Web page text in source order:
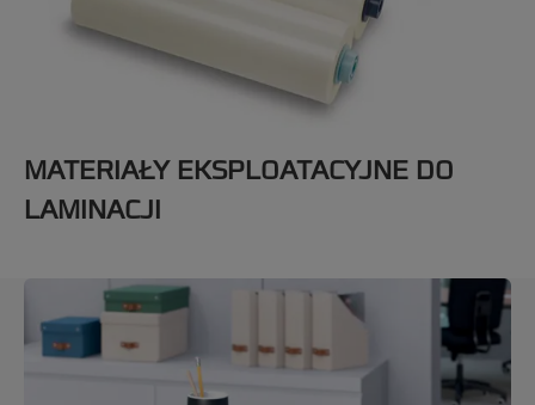
MATERIAŁY EKSPLOATACYJNE DO
LAMINACJI